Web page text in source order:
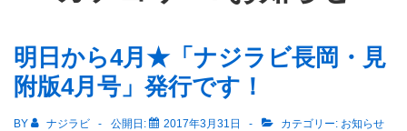
明日から4月★「ナジラビ長岡・見
附版4月号」発行です！
BY ナジラビ 公開日: 2017年3月31日 カテゴリー: お知らせ